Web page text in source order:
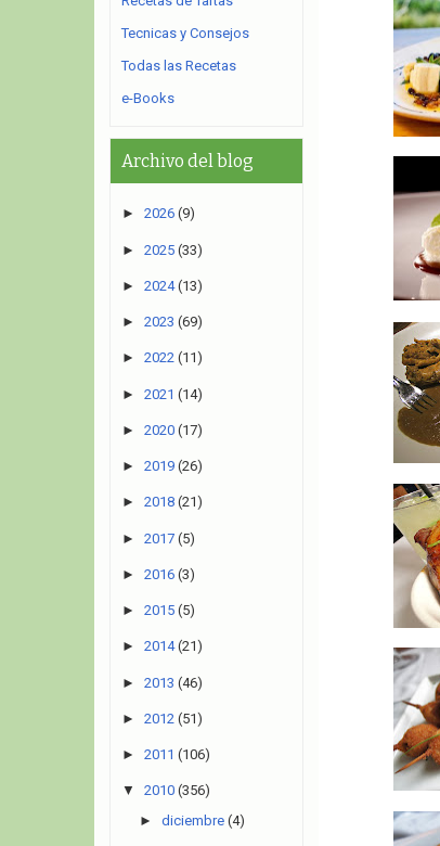
Tecnicas y Consejos
Todas las Recetas
e-Books
Archivo del blog
► 2026 (9)
► 2025 (33)
► 2024 (13)
► 2023 (69)
► 2022 (11)
► 2021 (14)
► 2020 (17)
► 2019 (26)
► 2018 (21)
► 2017 (5)
► 2016 (3)
► 2015 (5)
► 2014 (21)
► 2013 (46)
► 2012 (51)
► 2011 (106)
▼ 2010 (356)
► diciembre (4)